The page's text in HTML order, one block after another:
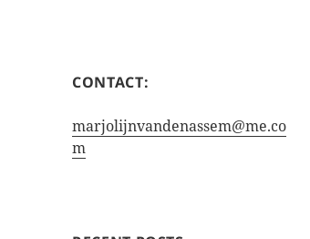
CONTACT:
marjolijnvandenassem@me.co
m